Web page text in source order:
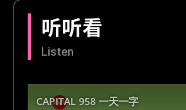
听听看
Listen